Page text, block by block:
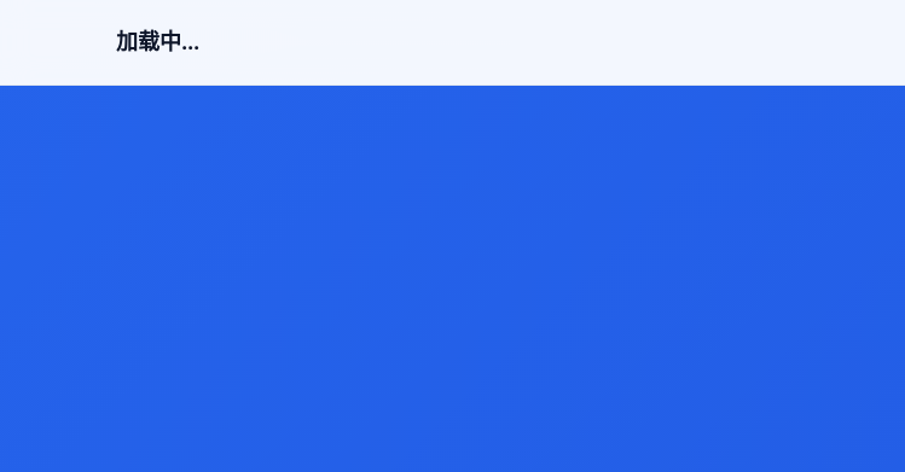
加载中...